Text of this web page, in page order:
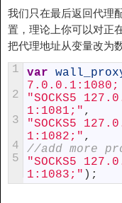
我们只在最后返回代理
置，理论上你可以对正
把代理地址从变量改为
1
2
3
4
5
var
7.0.0.1:1080;
"SOCKS5
1:1081;" ,
"SOCKS5
1:1082;" ,
//add more
"SOCKS5
1:1083;" ) ;